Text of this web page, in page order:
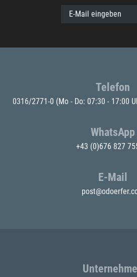
E-Mail eingeben
Telefon
0316/2771-0 (Mo - Do: 07:30 - 17:00
WhatsApp
+43 (0)676 827
E-Mail